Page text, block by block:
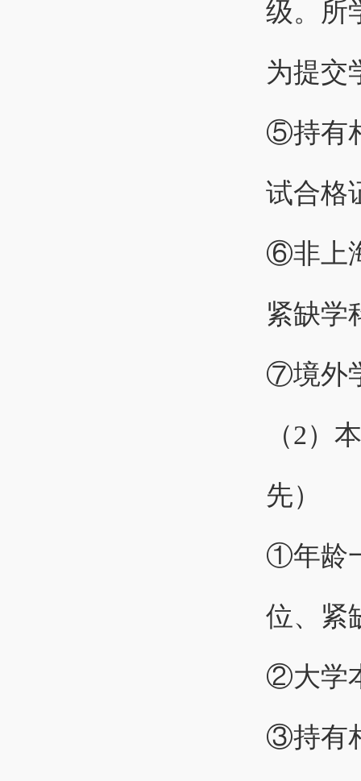
级。所
为提交
⑤持有
试合格
⑥非上
紧缺学
⑦境外
（2）
先）
①年龄
位、紧
②大学
③持有